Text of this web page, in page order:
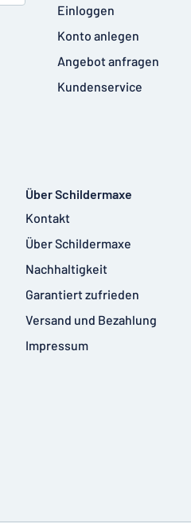
Einloggen
Konto anlegen
Angebot anfragen
Kundenservice
Über Schildermaxe
Kontakt
Über Schildermaxe
Nachhaltigkeit
Garantiert zufrieden
Versand und Bezahlung
Impressum